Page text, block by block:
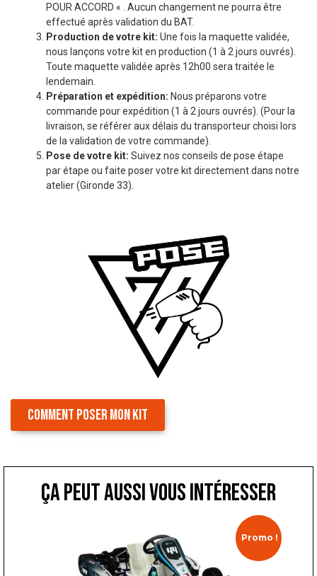
POUR ACCORD « . Aucun changement ne pourra être
effectué après validation du BAT.
Production de votre kit: Une fois la maquette validée,
nous lançons votre kit en production (1 à 2 jours ouvrés).
Toute maquette validée après 12h00 sera traitée le
lendemain.
Préparation et expédition: Nous préparons votre
commande pour expédition (1 à 2 jours ouvrés). (Pour la
livraison, se référer aux délais du transporteur choisi lors
de la validation de votre commande).
Pose de votre kit: Suivez nos conseils de pose étape
par étape ou faite poser votre kit directement dans notre
atelier (Gironde 33).
COMMENT POSER MON KIT
ça peut aussi vous intéresser
Promo !